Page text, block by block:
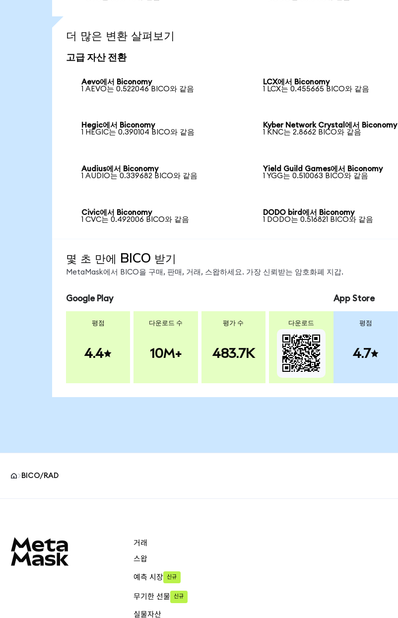
더 많은 변환 살펴보기
고급 자산 전환
Aevo에서 Biconomy
1 AEVO는 0.522046 BICO와 같음
LCX에서 Biconomy
1 LCX는 0.455665 BICO와 같음
Hegic에서 Biconomy
1 HEGIC는 0.390104 BICO와 같음
Kyber Network Crystal에서 Biconomy
1 KNC는 2.8662 BICO와 같음
Audius에서 Biconomy
1 AUDIO는 0.339682 BICO와 같음
Yield Guild Games에서 Biconomy
1 YGG는 0.510063 BICO와 같음
Civic에서 Biconomy
1 CVC는 0.492006 BICO와 같음
DODO bird에서 Biconomy
1 DODO는 0.516821 BICO와 같음
몇 초 만에 BICO 받기
MetaMask에서 BICO을 구매, 판매, 거래, 스왑하세요. 가장 신뢰받는 암호화폐 지갑.
Google Play
평점
4.4
다운로드 수
10M+
평가 수
483.7K
다운로드
App Store
평점
4.7
BICO/RAD
거래
스왑
예측 시장 신규
무기한 선물 신규
실물자산